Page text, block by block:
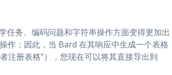
任务、编码问题和字符串操作方面变得更加出
作：因此，当 Bard 在其响应中生成一个表格
注册表格”），您现在可以将其直接导出到